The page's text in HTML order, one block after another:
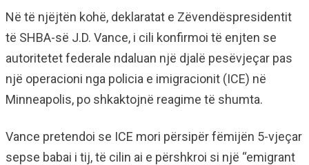
Në të njëjtën kohë, deklaratat e Zëvendëspresidentit
të SHBA-së J.D. Vance, i cili konfirmoi të enjten se
autoritetet federale ndaluan një djalë pesëvjeçar pas
një operacioni nga policia e imigracionit (ICE) në
Minneapolis, po shkaktojnë reagime të shumta.
Vance pretendoi se ICE mori përsipër fëmijën 5-vjeçar
sepse babai i tij, të cilin ai e përshkroi si një “emigrant